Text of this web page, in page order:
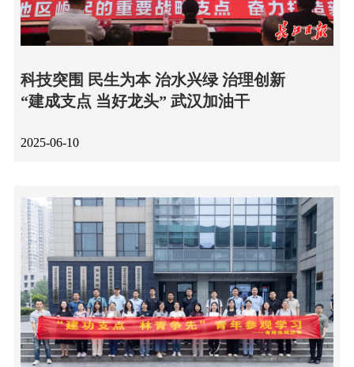
科技突围 民生为本 治水兴绿 治理创新
“建成支点 当好龙头” 武汉加油干
2025-06-10